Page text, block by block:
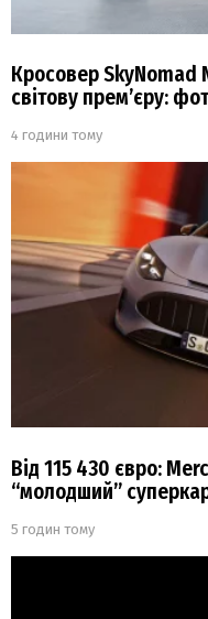
Кросовер SkyNomad
світову прем’єру:
4 години тому
Від 115 430 євро:
“молодший”
5 годин тому